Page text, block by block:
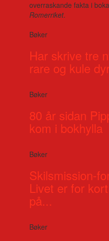
overraskande fakta i boka
Romerriket.
Bøker
Har skrive tre
rare og kule
Bøker
80 år sidan
kom i bokhylla
Bøker
Skilsmission-
Livet er for
på...
Bøker